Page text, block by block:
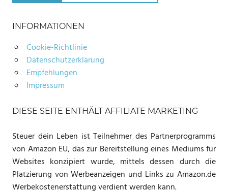
INFORMATIONEN
Cookie-Richtlinie
Datenschutzerklärung
Empfehlungen
Impressum
DIESE SEITE ENTHÄLT AFFILIATE MARKETING
Steuer dein Leben ist Teilnehmer des Partnerprogramms
von Amazon EU, das zur Bereitstellung eines Mediums für
Websites konzipiert wurde, mittels dessen durch die
Platzierung von Werbeanzeigen und Links zu Amazon.de
Werbekostenerstattung verdient werden kann.